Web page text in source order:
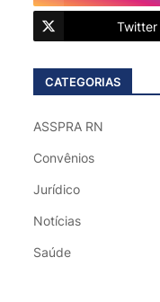
Twitter
CATEGORIAS
ASSPRA RN
Convênios
Jurídico
Notícias
Saúde